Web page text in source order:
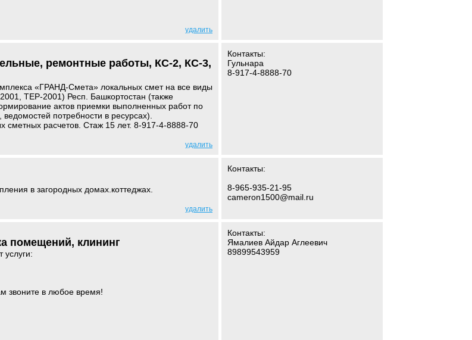
удалить
ремонтные работы, КС-2, КС-3,
«ГРАНД-Смета» локальных смет на все виды
ТЕР-2001) Респ. Башкортостан (также
актов приемки выполненных работ по
потребности в ресурсах).
сметных расчетов. Стаж 15 лет. 8-917-4-8888-70
удалить
Контакты:
Гульнара
8-917-4-8888-70
в загородных домах.коттеджах.
удалить
Контакты:
8-965-935-21-95
cameron1500@mail.ru
помещений, клининг
звоните в любое время!
Контакты:
Ямалиев Айдар Аглеевич
89899543959